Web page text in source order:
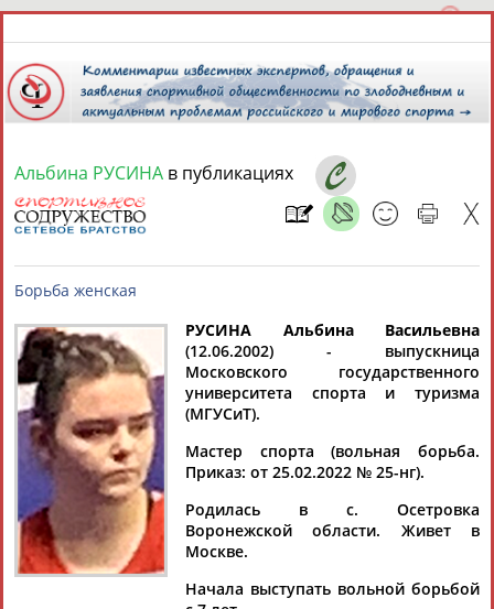
9 августа 2026 года,
СПОРТСМЕНЫ, ТРЕНЕРЫ И СПЕЦИАЛИСТЫ
Найдено: 13181персон Расширенный поиск
Аслаудин
АБАЕВ
Елена
АБАИМОВА
Мария
АБАКУМОВА
Юлия
АБАЛАКИНА
Тамилла
Рамазан
Ростом
Альбина РУСИНА в публикациях
Борьба женская
РУСИНА Альбина Васильевна
(12.06.2002) - выпускница
Московского государственного
университета спорта и туризма
(МГУСиТ).
Мастер спорта (вольная борьба.
Приказ: от 25.02.2022 № 25-нг).
Родилась в с. Осетровка
Воронежской области. Живет в
Москве.
Начала выступать вольной борьбой